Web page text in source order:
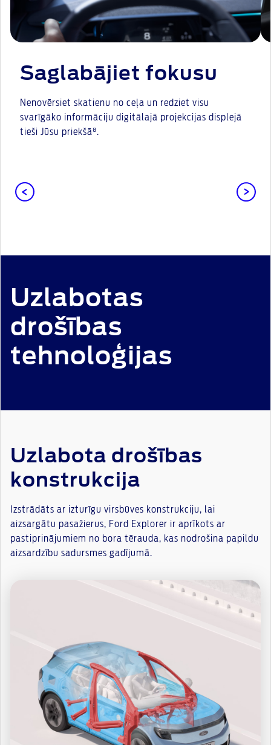
Saglabājiet fokusu
Nenovērsiet skatienu no ceļa un redziet visu
svarīgāko informāciju digitālajā projekcijas displejā
tieši Jūsu priekšā⁸.
Uzlabotas
drošības
tehnoloģijas
Uzlabota drošības
konstrukcija
Izstrādāts ar izturīgu virsbūves konstrukciju, lai
aizsargātu pasažierus, Ford Explorer ir aprīkots ar
pastiprinājumiem no bora tērauda, kas nodrošina papildu
aizsardzību sadursmes gadījumā.